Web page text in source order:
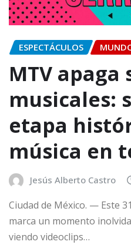
ESPECTÁCULOS
MTV apaga
musicales:
etapa
música en
Jesús Alberto Castro
Ciudad de México. — Este
marca un momento
viendo videoclips…